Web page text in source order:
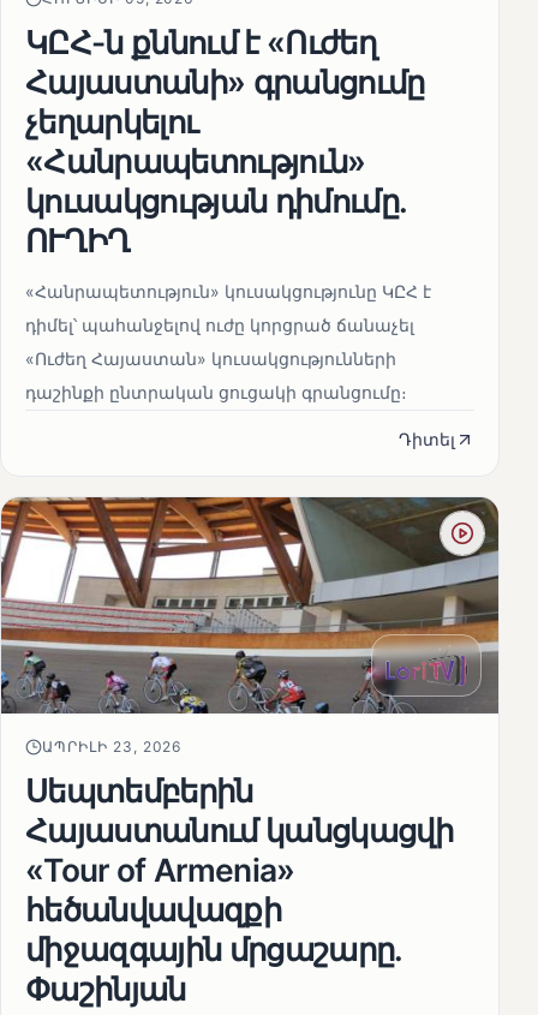
ԿԸՀ-ն քննում է «Ուժեղ
Հայաստանի» գրանցումը
չեղարկելու
«Հանրապետություն»
կուսակցության դիմումը.
ՈՒՂԻՂ
«Հանրապետություն» կուսակցությունը ԿԸՀ է
դիմել՝ պահանջելով ուժը կորցրած ճանաչել
«Ուժեղ Հայաստան» կուսակցությունների
դաշինքի ընտրական ցուցակի գրանցումը։
Դիտել
ԱՊՐԻԼԻ 23, 2026
Սեպտեմբերին
Հայաստանում կանցկացվի
«Tour of Armenia»
հեծանվավազքի
միջազգային մրցաշարը.
Փաշինյան